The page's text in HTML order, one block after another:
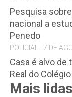
Pesquisa
nacional a
Penedo
POLICIAL - 7 DE
Casa é alvo de
Real do Colégio
Mais lidas